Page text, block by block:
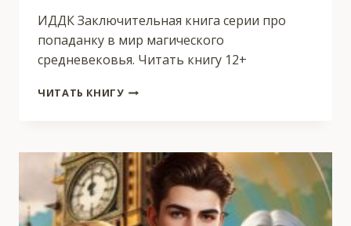
ИДДК Заключительная книга серии про
попаданку в мир магического
средневековья. Читать книгу 12+
ЧИТАТЬ КНИГУАЛЕРНИЯ.